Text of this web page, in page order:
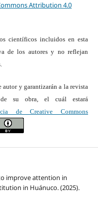
Attribution 4.0
científicos incluidos en esta
de los autores y no reflejan
autor y garantizarán a la revista
su obra, el cuál estará
de Creative Commons
improve attention in
in Huánuco. (2025).